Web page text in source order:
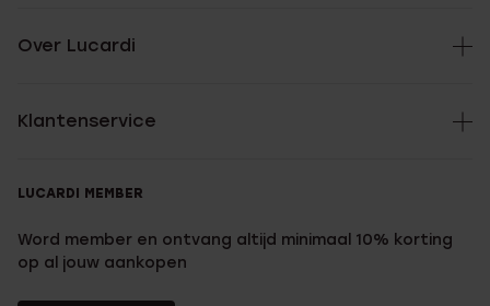
Over Lucardi
Klantenservice
LUCARDI MEMBER
Word member en ontvang altijd minimaal 10% korting
op al jouw aankopen